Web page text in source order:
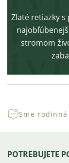
Zlaté retiazky
stromom
Sme rodinná
POTREBUJETE